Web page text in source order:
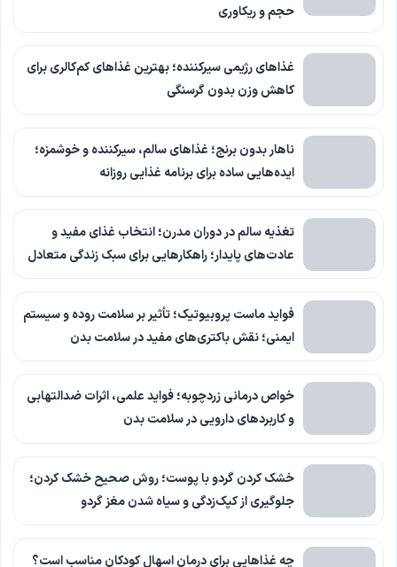
حجم و ریکاوری
غذاهای رژیمی سیرکننده؛ بهترین غذاهای کم‌کالری برای
کاهش وزن بدون گرسنگی
ناهار بدون برنج؛ غذاهای سالم، سیرکننده و خوشمزه؛
ایده‌هایی ساده برای برنامه غذایی روزانه
تغذیه سالم در دوران مدرن؛ انتخاب غذای مفید و
عادت‌های پایدار؛ راهکارهایی برای سبک زندگی متعادل
فواید ماست پروبیوتیک؛ تأثیر بر سلامت روده و سیستم
ایمنی؛ نقش باکتری‌های مفید در سلامت بدن
خواص درمانی زردچوبه؛ فواید علمی، اثرات ضدالتهابی
و کاربردهای دارویی در سلامت بدن
خشک کردن گردو با پوست؛ روش صحیح خشک کردن؛
جلوگیری از کپک‌زدگی و سیاه شدن مغز گردو
چه غذاهایی برای درمان اسهال کودکان مناسب است؟